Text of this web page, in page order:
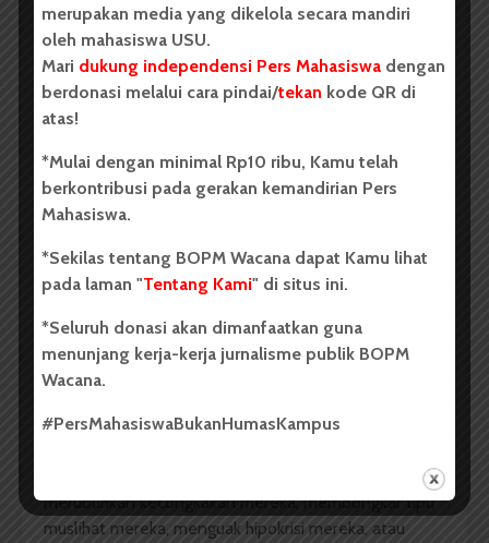
memperoleh keuntungan dari kebodohan mereka, dan
orang-orang arif menderita karena kearifannya.”
Walau diakui, sejarah beberapa kali (di masa awal
kemerdekaan, di masa akhir orde lama dan orde baru)
panggulan si “generasi napi”. Namun masa-masa
romantisme itu seringkali begitu cepat berlalu. Tak
lebih lama dari 2-3 bulan saja. Tentu tak cukup waktu
mimpi kita tentang kehormatan, kebebasan, dan
penjunjungan atas harga diri kita sebagai tulang
punggung bangsa. Bahkan kini, masa dimana telah 83
tahun sesungguhnya kita sadar pada arti dan peran
besar kita bagi bangsa dan Negara, kita masih juga
sadarnya pada power, ability, authority, and
merubuhkan kecongkakan mereka, membongkar tipu
muslihat mereka, menguak hipokrisi mereka, atau
merupakan media yang dikelola secara mandiri
oleh mahasiswa USU.
Mari dukung independensi Pers Mahasiswa dengan
berdonasi melalui cara pindai/tekan kode QR di
atas!
*Mulai dengan minimal Rp10 ribu, Kamu telah
berkontribusi pada gerakan kemandirian Pers
Mahasiswa.
*Sekilas tentang BOPM Wacana dapat Kamu lihat
pada laman "Tentang Kami" di situs ini.
*Seluruh donasi akan dimanfaatkan guna
menunjang kerja-kerja jurnalisme publik BOPM
Wacana.
#PersMahasiswaBukanHumasKampus